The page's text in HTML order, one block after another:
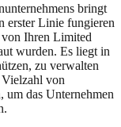
bringt
erster Linie fungieren
von Ihren Limited
wurden. Es liegt in
zu verwalten
Vielzahl von
um das Unternehmen